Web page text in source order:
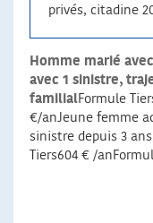
privés, citadine
Homme marié
avec 1 sinistre,
familialFormule
€/anJeune femme
sinistre depuis 3
Tiers604 € /